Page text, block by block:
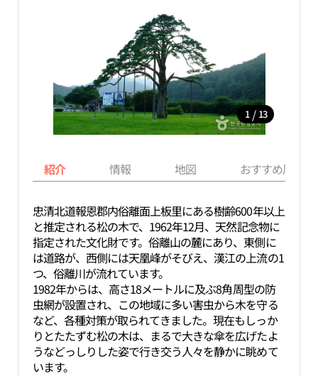
1 / 13
紹介 情報 地図 おすすめ周辺
忠清北道報恩郡内俗離面上板里にある樹齢600年以上
と推定される松の木で、1962年12月、天然記念物に
指定された文化財です。俗離山の麓にあり、東側に
は道路が、西側には天凰峰がそびえ、漢江の上流の1
つ、俗離川が流れています。
1982年からは、高さ18メートルに及ぶ8角周型の防
虫網が設置され、この地域に多い害虫から木を守る
など、各種対策が取られてきました。現在もしっか
りとたたずむ松の木は、まるで大きな傘を広げたよ
うなどっしりした姿で行き交う人々を静かに眺めて
います。